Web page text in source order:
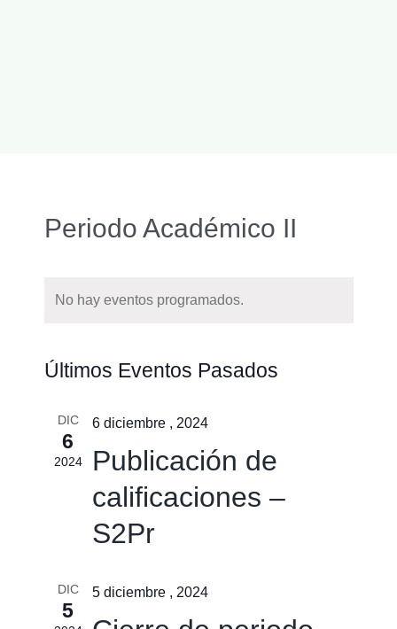
Periodo Académico II
No hay eventos programados.
Últimos Eventos Pasados
DIC
6
2024
6 diciembre , 2024
Publicación de
calificaciones –
S2Pr
DIC
5
5 diciembre , 2024